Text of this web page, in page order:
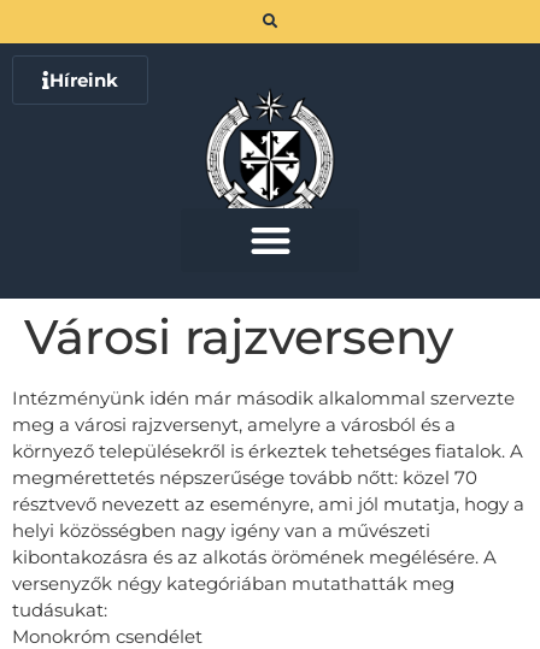
Híreink
Városi rajzverseny
Intézményünk idén már második alkalommal szervezte
meg a városi rajzversenyt, amelyre a városból és a
környező településekről is érkeztek tehetséges fiatalok. A
megmérettetés népszerűsége tovább nőtt: közel 70
résztvevő nevezett az eseményre, ami jól mutatja, hogy a
helyi közösségben nagy igény van a művészeti
kibontakozásra és az alkotás örömének megélésére. A
versenyzők négy kategóriában mutathatták meg
tudásukat:
Monokróm csendélet